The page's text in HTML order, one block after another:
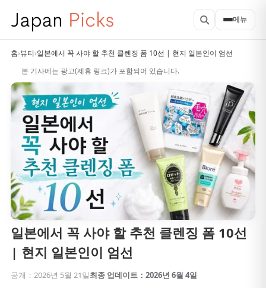
메뉴
홈›뷰티›일본에서 꼭 사야 할 추천 클렌징 폼 10선 | 현지 일본인이 엄선
본 기사에는 광고(제휴 링크)가 포함되어 있습니다.
일본에서 꼭 사야 할 추천 클렌징 폼 10선
| 현지 일본인이 엄선
공개：2026년 5월 21일최종 업데이트：2026년 6월 4일